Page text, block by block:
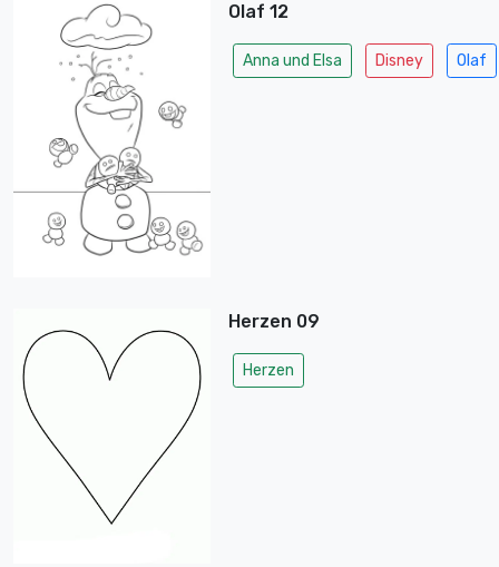
Olaf 12
Anna und Elsa Disney Olaf
Herzen 09
Herzen